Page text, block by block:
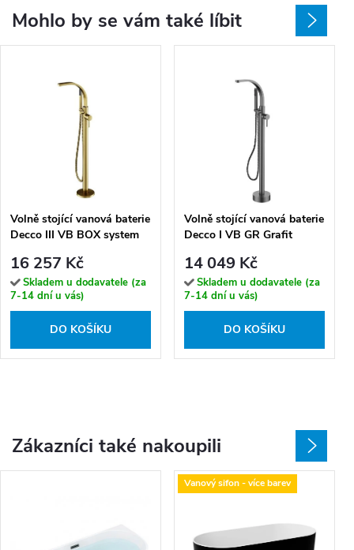
Mohlo by se vám také líbit
Volně stojící vanová baterie
Decco III VB BOX system
16 257 Kč
Skladem u dodavatele (za
7-14 dní u vás)
DO KOŠÍKU
Volně stojící vanová baterie
Decco I VB GR Grafit
14 049 Kč
Skladem u dodavatele (za
7-14 dní u vás)
DO KOŠÍKU
Zákazníci také nakoupili
Vanový sifon - více barev